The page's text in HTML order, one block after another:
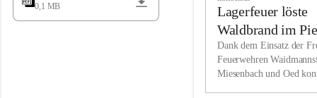
Überzeugen Sie sich selbst, dass Sie in Miesenbach sowie
in den Beherbergungsbetrieben, Gaststätten und urigen
Wir kennen Miesenbach als lebens- und liebenswerten Ort.
Tradition und Innovation werden ebenso groß geschrieben
s
0,1 MB
h
Lagerfeuer löste
Waldbrand im
aus
Dank dem Einsatz der
Feuerwehren
Miesenbach und Oed